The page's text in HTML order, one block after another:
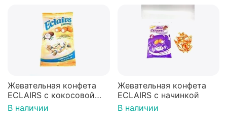
Жевательная конфета
ECLAIRS с кокосовой
стружкой
В наличии
Жевательная конфета
ECLAIRS с начинкой
В наличии